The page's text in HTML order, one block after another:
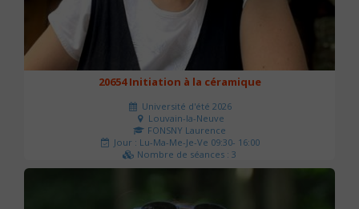
20654 Initiation à la céramique
Université d'été 2026
Louvain-la-Neuve
FONSNY Laurence
Jour : Lu-Ma-Me-Je-Ve 09:30- 16:00
Nombre de séances : 3
190 €